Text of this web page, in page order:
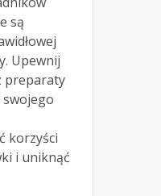
są
Upewnij
preparaty
korzyści
i uniknąć